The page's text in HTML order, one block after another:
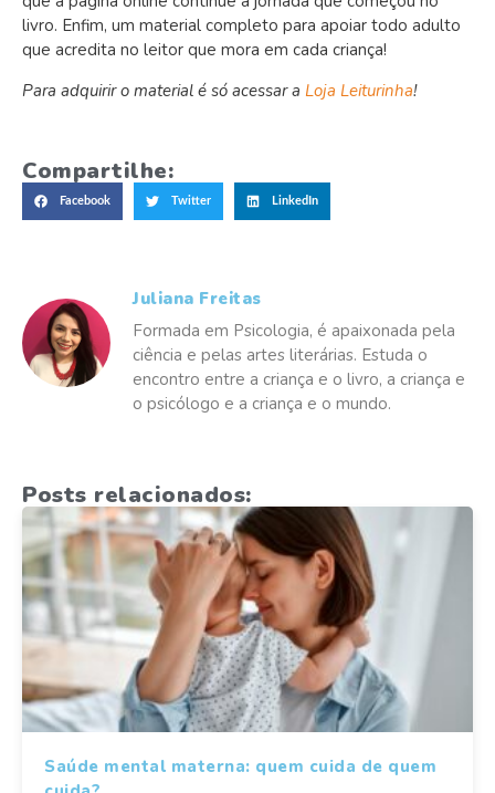
livro. Enfim, um material completo para apoiar todo adulto
que acredita no leitor que mora em cada criança!
Para adquirir o material é só acessar a Loja Leiturinha!
Compartilhe:
Facebook Twitter LinkedIn
Juliana Freitas
Formada em Psicologia, é apaixonada pela
ciência e pelas artes literárias. Estuda o
encontro entre a criança e o livro, a criança e
o psicólogo e a criança e o mundo.
Posts relacionados:
Saúde mental materna: quem cuida de quem